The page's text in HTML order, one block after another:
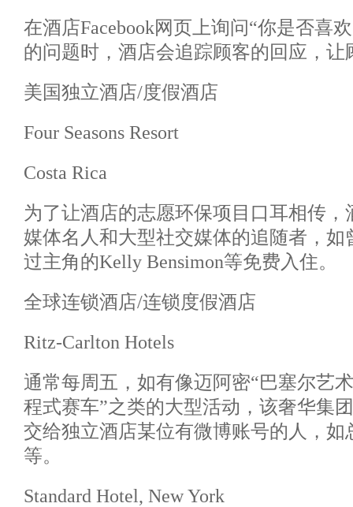
在酒店Facebook网页上询问“你是否喜
的问题时，酒店会追踪顾客的回应，让
美国独立酒店/度假酒店
Four Seasons Resort
Costa Rica
为了让酒店的志愿环保项目口耳相传
媒体名人和大型社交媒体的追随者，
过主角的Kelly Bensimon等免费入住。
全球连锁酒店/连锁度假酒店
Ritz-Carlton Hotels
通常每周五，如有像迈阿密“巴塞尔艺
程式赛车”之类的大型活动，该奢华集
交给独立酒店某位有微博账号的人，
等。
Standard Hotel, New York